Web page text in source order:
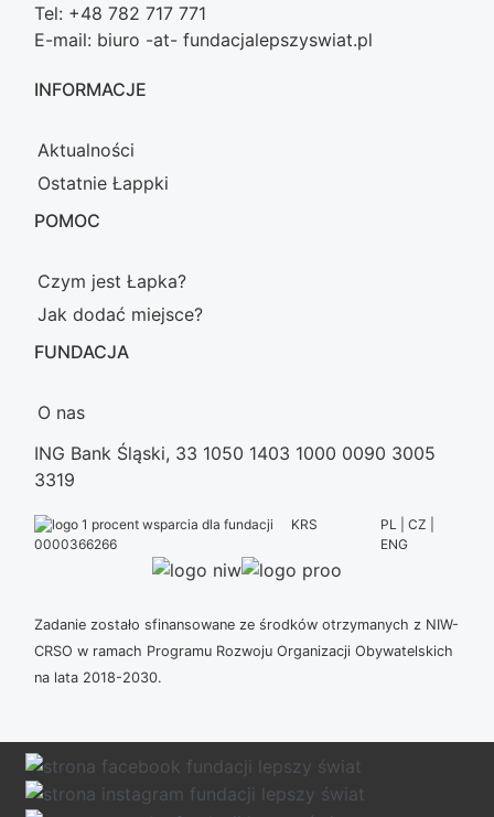
Tel: +48 782 717 771
E-mail: biuro -at- fundacjalepszyswiat.pl
INFORMACJE
Aktualności
Ostatnie Łappki
POMOC
Czym jest Łapka?
Jak dodać miejsce?
FUNDACJA
O nas
ING Bank Śląski, 33 1050 1403 1000 0090 3005
3319
KRS
0000366266
PL | CZ |
ENG
Zadanie zostało sfinansowane ze środków otrzymanych z NIW-
CRSO w ramach Programu Rozwoju Organizacji Obywatelskich
na lata 2018-2030.